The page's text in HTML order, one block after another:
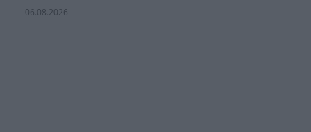
06.08.2026